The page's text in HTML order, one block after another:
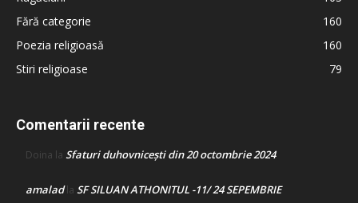
Fără categorie
160
Poezia religioasă
160
Stiri religioase
79
Comentarii recente
Doina la Sfaturi duhovnicești din 20 octombrie 2024
amaladla SF SILUAN ATHONITUL -11/ 24 SEPEMBRIE